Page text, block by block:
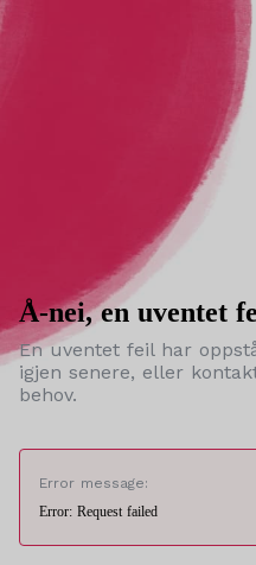
Å-nei, en uventet
En uventet feil har
igjen senere, eller
behov.
Error message:
Error: Request failed